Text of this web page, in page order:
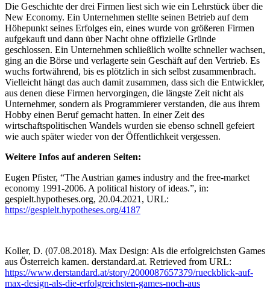
Die Geschichte der drei Firmen liest sich wie ein Lehrstück über die
New Economy. Ein Unternehmen stellte seinen Betrieb auf dem
Höhepunkt seines Erfolges ein, eines wurde von größeren Firmen
aufgekauft und dann über Nacht ohne offizielle Gründe
geschlossen. Ein Unternehmen schließlich wollte schneller wachsen,
ging an die Börse und verlagerte sein Geschäft auf den Vertrieb. Es
wuchs fortwährend, bis es plötzlich in sich selbst zusammenbrach.
Vielleicht hängt das auch damit zusammen, dass sich die Entwickler,
aus denen diese Firmen hervorgingen, die längste Zeit nicht als
Unternehmer, sondern als Programmierer verstanden, die aus ihrem
Hobby einen Beruf gemacht hatten. In einer Zeit des
wirtschaftspolitischen Wandels wurden sie ebenso schnell gefeiert
wie auch später wieder von der Öffentlichkeit vergessen.
Weitere Infos auf anderen Seiten:
Eugen Pfister, “The Austrian games industry and the free-market
economy 1991-2006. A political history of ideas.”, in:
gespielt.hypotheses.org, 20.04.2021, URL:
https://gespielt.hypotheses.org/4187
Koller, D. (07.08.2018). Max Design: Als die erfolgreichsten Games
aus Österreich kamen. derstandard.at. Retrieved from URL:
https://www.derstandard.at/story/2000087657379/rueckblick-auf-
max-design-als-die-erfolgreichsten-games-noch-aus